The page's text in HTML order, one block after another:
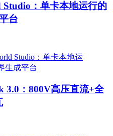
：单卡本地运行的
台
3.0：800V高压直流+全